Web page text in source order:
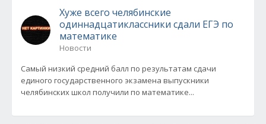
Хуже всего челябинские
одиннадцатиклассники сдали ЕГЭ по
математике
Новости
Самый низкий средний балл по результатам сдачи
единого государственного экзамена выпускники
челябинских школ получили по математике...